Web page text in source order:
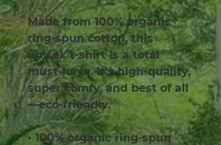
Made from 100% organic
ring-spun cotton, this
unisex t-shirt is a total
must-have. It's high-quality,
super comfy, and best of all
—eco-friendly.
• 100% organic ring-spun